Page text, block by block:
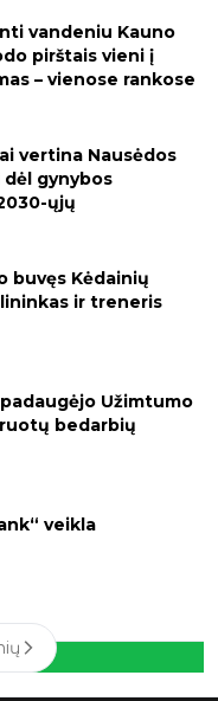
vandeniu Kauno
pirštais vieni į
– vienose rankose
vertina Nausėdos
gynybos
ųjų
buvęs Kėdainių
ir treneris
Užimtumo
bedarbių
veikla